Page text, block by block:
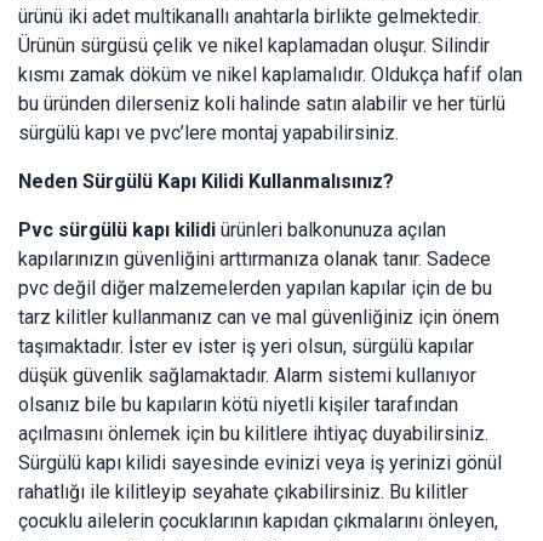
ürünü iki adet multikanallı anahtarla birlikte gelmektedir.
Ürünün sürgüsü çelik ve nikel kaplamadan oluşur. Silindir
kısmı zamak döküm ve nikel kaplamalıdır. Oldukça hafif olan
bu üründen dilerseniz koli halinde satın alabilir ve her türlü
sürgülü kapı ve pvc’lere montaj yapabilirsiniz.
Neden Sürgülü Kapı Kilidi Kullanmalısınız?
Pvc sürgülü kapı kilidi ürünleri balkonunuza açılan
kapılarınızın güvenliğini arttırmanıza olanak tanır. Sadece
pvc değil diğer malzemelerden yapılan kapılar için de bu
tarz kilitler kullanmanız can ve mal güvenliğiniz için önem
taşımaktadır. İster ev ister iş yeri olsun, sürgülü kapılar
düşük güvenlik sağlamaktadır. Alarm sistemi kullanıyor
olsanız bile bu kapıların kötü niyetli kişiler tarafından
açılmasını önlemek için bu kilitlere ihtiyaç duyabilirsiniz.
Sürgülü kapı kilidi sayesinde evinizi veya iş yerinizi gönül
rahatlığı ile kilitleyip seyahate çıkabilirsiniz. Bu kilitler
çocuklu ailelerin çocuklarının kapıdan çıkmalarını önleyen,